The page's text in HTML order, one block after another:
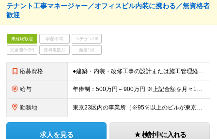
テナント工事マネージャー／オフィスビル内装に携わる／無資格者
歓迎
未経験歓迎 学歴不問 ベテランOK
完全週休2日 賞与複数月 面接1回
応募資格 ●建築・内装・改修工事の設計または施工管理経験 ※オフィス・マンション等、物件の用途は不問です ※ゼネコン、サブコン、内装会社（オフィス経験問わず）などからの転職者が多数です 【具体的には】 ●何か
給与 年俸制：500万円～900万円 ※上記金額を月々12分割支給 ※前職年収・経験・実績を考慮しスタート時の年収を決定します ※給与には固定残業代（約40時間分・月9万8800円～）を含みます ※固定残業
勤務地 東京23区内の事業所（※95％以上のビルが東京都内にございます） ※転居を伴う転勤はありません。 (変更の範囲)上記を除く当社関連勤務地
求人を見る 検討中に入れる